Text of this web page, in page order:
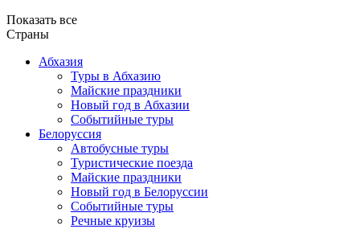
Показать все
Страны
Абхазия
Туры в Абхазию
Майские праздники
Новый год в Абхазии
Событийные туры
Белоруссия
Автобусные туры
Туристические поезда
Майские праздники
Новый год в Белоруссии
Событийные туры
Речные круизы